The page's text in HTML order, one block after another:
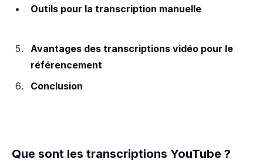
Outils pour la transcription manuelle
Avantages des transcriptions vidéo pour le
référencement
Conclusion
Que sont les transcriptions YouTube ?